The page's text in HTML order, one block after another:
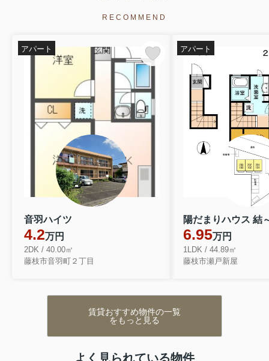
3.5万円
静岡県焼津市石津中町
東海道本線 焼津駅 徒歩53分
2025.05.19
藤枝市の不動産のことならcocoroom
へお気軽にご相談くだ...
藤枝市を中心に不動産賃貸業を営んで
いるcocoroomです。この度、新しく
ホームページを開設いたしました。藤
枝市の最新の不動産情報を発信してい
きます。私たちの使命は、お客様が理
RECOMMEND
音羽ハイツ
4.2万円
2DK / 40.00㎡
藤枝市音羽町２丁目
アパート
陽だまりハウス 結
6.95万円
1LDK / 44.89㎡
藤枝市瀬戸新屋
アパート
賃貸おすすめ物件の一覧
をもっと見る
よく見られている物件